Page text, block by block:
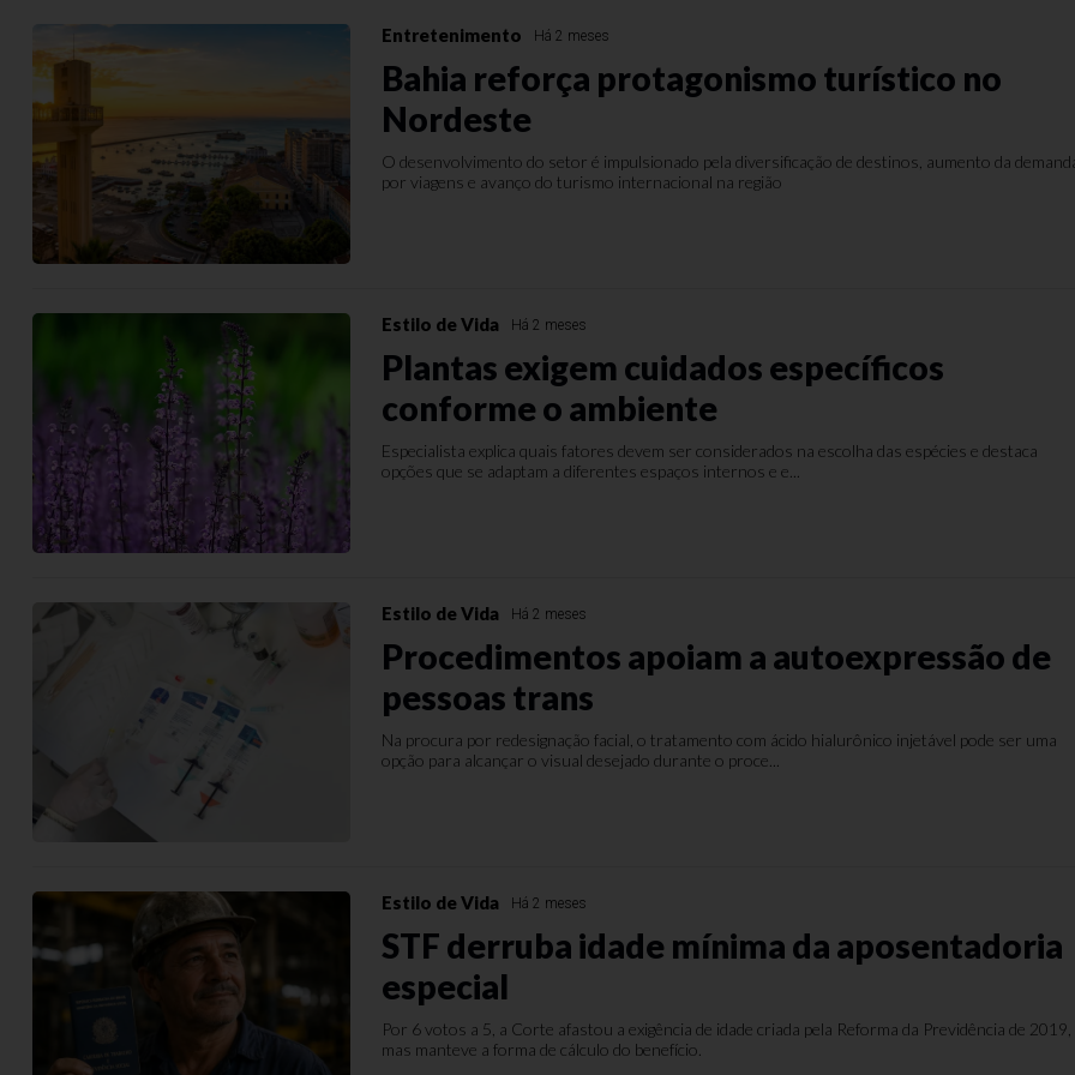
Entretenimento Há 2 meses
Bahia reforça protagonismo turístico no
Nordeste
O desenvolvimento do setor é impulsionado pela diversificação de destinos, aumento da
por viagens e avanço do turismo internacional na região
Estilo de Vida Há 2 meses
Plantas exigem cuidados específicos
conforme o ambiente
Especialista explica quais fatores devem ser considerados na escolha das espécies e destaca
opções que se adaptam a diferentes espaços internos e e...
Estilo de Vida Há 2 meses
Procedimentos apoiam a autoexpressão de
pessoas trans
Na procura por redesignação facial, o tratamento com ácido hialurônico injetável pode ser uma
opção para alcançar o visual desejado durante o proce...
Estilo de Vida Há 2 meses
STF derruba idade mínima da aposentadoria
especial
Por 6 votos a 5, a Corte afastou a exigência de idade criada pela Reforma da Previdência de 2019,
mas manteve a forma de cálculo do benefício.